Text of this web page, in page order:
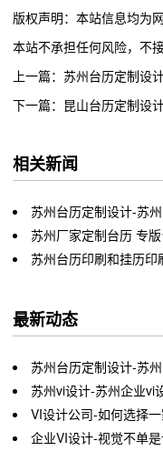
版权声明：本站信息均为
本站不承担任何风险，不
上一篇：苏州台历定制设
下一篇：昆山台历定制设
相关新闻
苏州台历定制设计-苏
苏州厂家定制台历 专
苏州台历印刷和挂历印
最新动态
苏州台历定制设计-苏
苏州vi设计-苏州企业vi
VI设计公司-如何选择
企业VI设计-视觉不单